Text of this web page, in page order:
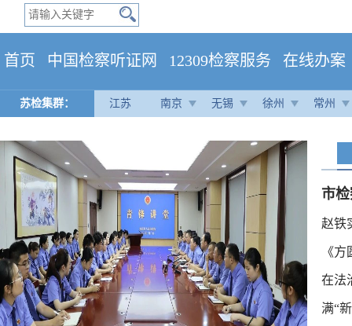
首页 中国检察听证网 12309检察服务 在线办案
苏检集群： 江苏 南京 无锡 徐州 常州
市
赵铁
《
在法
依法
满“